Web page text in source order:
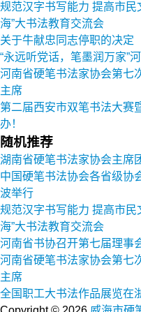
规范汉字书写能力 提高市民
海”大书法教育交流会
关于牛献忠同志停职的决定
“永远听党话，笔墨润万家”
河南省硬笔书法家协会第七
主席
第二届西安市双笔书法大赛
办！
随机推荐
湖南省硬笔书法家协会主席
中国硬笔书法协会各省级协
波举行
规范汉字书写能力 提高市民
海”大书法教育交流会
河南省书协召开第七届理事
河南省硬笔书法家协会第七
主席
全国职工大书法作品展览在